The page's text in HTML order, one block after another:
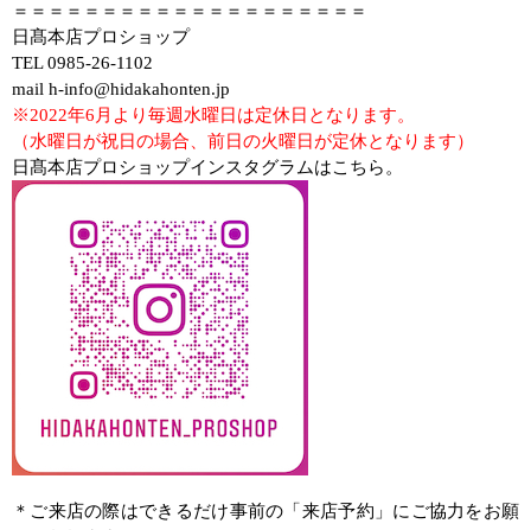
＝＝＝＝＝＝＝＝＝＝＝＝＝＝＝＝＝＝＝＝
日髙本店プロショップ
TEL 0985-26-1102
mail h-info@hidakahonten.jp
※2022年6月より毎週水曜日は定休日となります。
（水曜日が祝日の場合、前日の火曜日が定休となります）
日髙本店プロショップインスタグラムはこちら。
＊ご来店の際はできるだけ事前の「来店予約」にご協力をお願